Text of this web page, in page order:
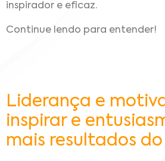
inspirador e eficaz.
Continue lendo para entender!
Liderança e
inspirar e
mais resultados